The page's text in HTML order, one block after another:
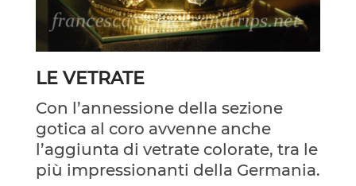
LE VETRATE
Con l’annessione della sezione
gotica al coro avvenne anche
l’aggiunta di vetrate colorate, tra le
più impressionanti della Germania.